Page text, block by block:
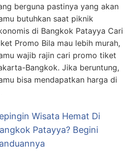
berguna pastinya yang akan
butuhkan saat piknik
di Bangkok Patayya Cari
Promo Bila mau lebih murah,
wajib rajin cari promo tiket
Bangkok. Jika beruntung,
bisa mendapatkan harga di
Wisata Hemat Di
Patayya? Begini